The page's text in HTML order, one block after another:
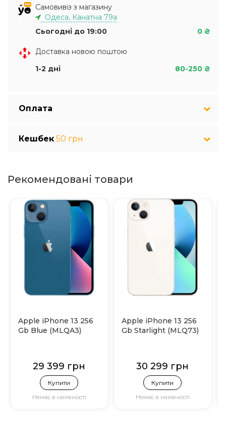
Самовивіз з магазину
Одеса, Канатна 79а
Сьогодні до 19:00
0 ₴
Доставка новою поштою
1-2 дні
80-250 ₴
Оплата
Кешбек 50 грн
Рекомендовані товари
Apple iPhone 13 256
Gb Blue (MLQA3)
29 399 грн
Купити
Немає в наявності
Apple iPhone 13 256
Gb Starlight (MLQ73)
30 299 грн
Купити
Немає в наявності